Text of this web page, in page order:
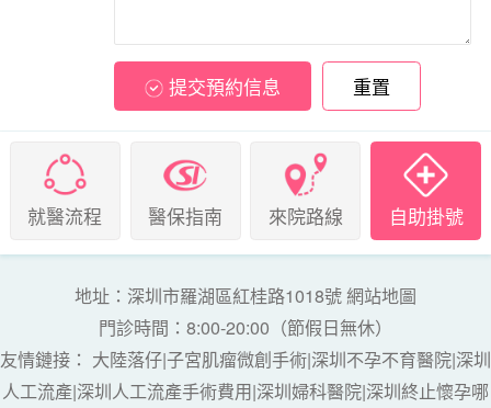
提交預約信息 重置
就醫流程 醫保指南 來院路線 自助掛號
地址：深圳市羅湖區紅桂路1018號網站地圖
門診時間：8:00-20:00（節假日無休）
友情鏈接： 大陸落仔|子宮肌瘤微創手術|深圳不孕不育醫院|深圳
人工流產|深圳人工流產手術費用|深圳婦科醫院|深圳終止懷孕哪